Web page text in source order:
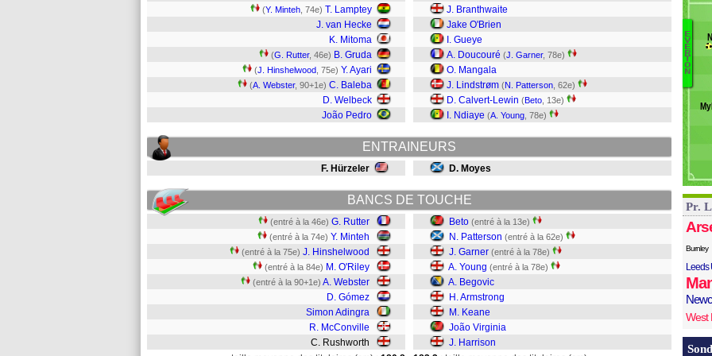
(Y. Minteh , 74e) T. Lamptey
J. van Hecke
K. Mitoma
(G. Rutter, 46e) B. Gruda
(J. Hinshelwood , 75e) Y. Ayari
(A. Webster, 90+1e) C. Baleba
D. Welbeck
João Pedro
J. Branthwaite
Jake O'Brien
I. Gueye
A. Doucouré (J. Garner, 78e)
O. Mangala
J. Lindstrøm (N. Patterson , 62e)
D. Calvert-Lewin (Beto , 13e)
I. Ndiaye (A. Young , 78e)
ENTRAINEURS
F. Hürzeler D. Moyes
BANCS DE TOUCHE
(entré à la 46e) G. Rutter
(entré à la 74e) Y. Minteh
(entré à la 75e) J. Hinshelwood
(entré à la 84e) M. O'Riley
(entré à la 90+1e) A. Webster
D. Gómez
Simon Adingra
R. McConville
C. Rushworth
Beto (entré à la 13e)
N. Patterson (entré à la 62e)
J. Garner (entré à la 78e)
A. Young (entré à la 78e)
A. Begovic
H. Armstrong
M. Keane
João Virginia
J. Harrison
E
V
E
R
O
N
Pr.
Burnley
Leeds
West